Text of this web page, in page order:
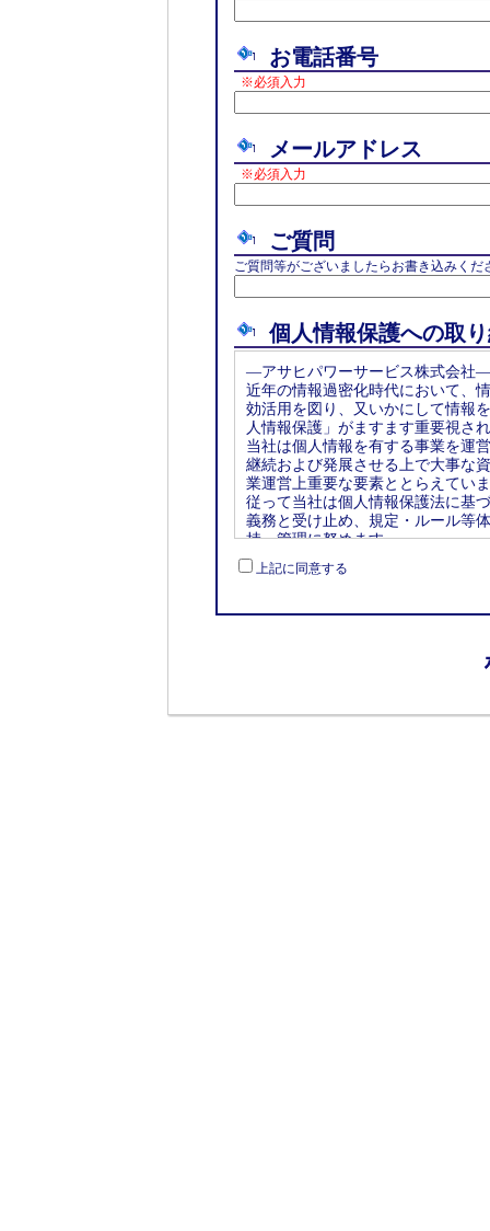
お電話番号
※必須入力
メールアドレス
※必須入力
ご質問
ご質問等がございましたらお書き込みくだ
個人情報保護への取
―アサヒパワーサービス株式会社―
近年の情報過密化時代において、
効活用を図り、又いかにして情報
人情報保護」がますます重要視さ
当社は個人情報を有する事業を運
継続および発展させる上で大事な
業運営上重要な要素ととらえてい
従って当社は個人情報保護法に基
義務と受け止め、規定・ルール等
持、管理に努めます。
―個人情報保護方針について―
当社は個人情報に関連する企業と
頼を受ける企業を目指しています。
インターネットを発信するにあた
上記に同意する